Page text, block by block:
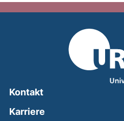
Kontakt
Karriere